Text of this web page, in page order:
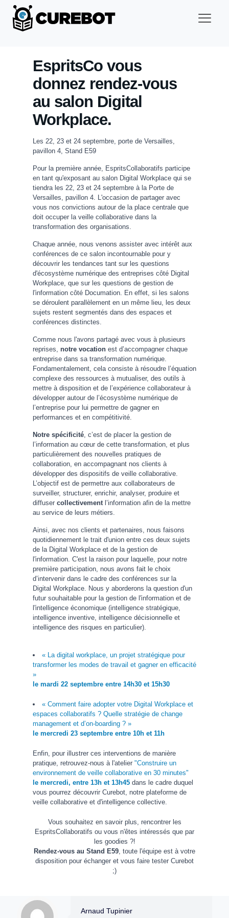
EspritsCo vous
donnez rendez-vous
au salon Digital
Workplace.
Les 22, 23 et 24 septembre, porte de Versailles,
pavillon 4, Stand E59
Pour la première année, EspritsCollaboratifs participe
en tant qu'exposant au salon Digital Workplace qui se
tiendra les 22, 23 et 24 septembre à la Porte de
Versailles, pavillon 4. L'occasion de partager avec
vous nos convictions autour de la place centrale que
doit occuper la veille collaborative dans la
transformation des organisations.
Chaque année, nous venons assister avec intérêt aux
conférences de ce salon incontournable pour y
découvrir les tendances tant sur les questions
d'écosystème numérique des entreprises côté Digital
Workplace, que sur les questions de gestion de
l'information côté Documation. En effet, si les salons
se déroulent parallèlement en un même lieu, les deux
sujets restent segmentés dans des espaces et
conférences distinctes.
Comme nous l'avons partagé avec vous à plusieurs
reprises, notre vocationest d’accompagner chaque
entreprise dans sa transformation numérique.
Fondamentalement, cela consiste à résoudre l’équation
complexe des ressources à mutualiser, des outils à
mettre à disposition et de l’expérience collaborateur à
développer autour de l’écosystème numérique de
l’entreprise pour lui permettre de gagner en
performances et en compétitivité.
Notre spécificité, c’est de placer la gestion de
l’information au cœur de cette transformation, et plus
particulièrement des nouvelles pratiques de
collaboration, en accompagnant nos clients à
développer des dispositifs de veille collaborative.
L’objectif est de permettre aux collaborateurs de
surveiller, structurer, enrichir, analyser, produire et
diffuser collectivementl’information afin de la mettre
au service de leurs métiers.
Ainsi, avec nos clients et partenaires, nous faisons
quotidiennement le trait d'union entre ces deux sujets
de la Digital Workplace et de la gestion de
l'information. C'est la raison pour laquelle, pour notre
première participation, nous avons fait le choix
d’intervenir dans le cadre des conférences sur la
Digital Workplace. Nous y aborderons la question d'un
futur souhaitable pour la gestion de l'information et de
l'intelligence économique (intelligence stratégique,
intelligence inventive, intelligence décisionnelle et
intelligence des risques en particulier).
« La digital workplace, un projet stratégique pour
transformer les modes de travail et gagner en efficacité
»
le mardi 22 septembre entre 14h30 et 15h30
« Comment faire adopter votre Digital Workplace et
espaces collaboratifs ? Quelle stratégie de change
management et d’on-boarding ? »
le mercredi 23 septembre entre 10h et 11h
Enfin, pour illustrer ces interventions de manière
pratique, retrouvez-nous à l'atelier "Construire un
environnement de veille collaborative en 30 minutes"
le mercredi, entre 13h et 13h45dans le cadre duquel
vous pourrez découvrir Curebot, notre plateforme de
veille collaborative et d'intelligence collective.
Vous souhaitez en savoir plus, rencontrer les
EspritsCollaboratifs ou vous n'êtes intéressés que par
les goodies ?!
Rendez-vous au Stand E59 , toute l'équipe est à votre
disposition pour échanger et vous faire tester Curebot
;)
Arnaud Tupinier